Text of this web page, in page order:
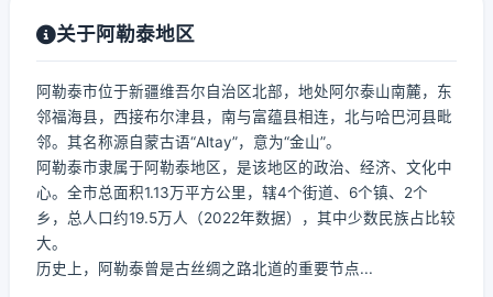
关于阿勒泰地区
阿勒泰市位于新疆维吾尔自治区北部，地处阿尔泰山南麓，东
邻福海县，西接布尔津县，南与富蕴县相连，北与哈巴河县毗
邻。其名称源自蒙古语“Altay”，意为“金山”。
阿勒泰市隶属于阿勒泰地区，是该地区的政治、经济、文化中
心。全市总面积1.13万平方公里，辖4个街道、6个镇、2个
乡，总人口约19.5万人（2022年数据），其中少数民族占比较
大。
历史上，阿勒泰曾是古丝绸之路北道的重要节点...